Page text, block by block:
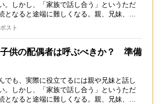
。しかし、「家族で話し合う」というただ
となると途端に難しくなる。親、兄妹、そ
スト
供の配偶者は呼ぶべきか？ 準備
も、実際に役立てるには親や兄妹と話し
。しかし、「家族で話し合う」というただ
となると途端に難しくなる。親、兄妹、そ